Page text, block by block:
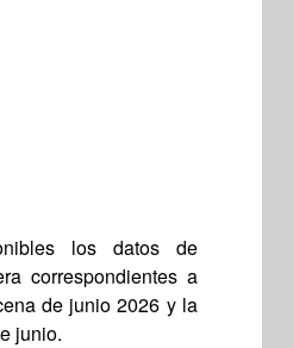
los datos de
correspondientes a
de junio 2026 y la
junio.